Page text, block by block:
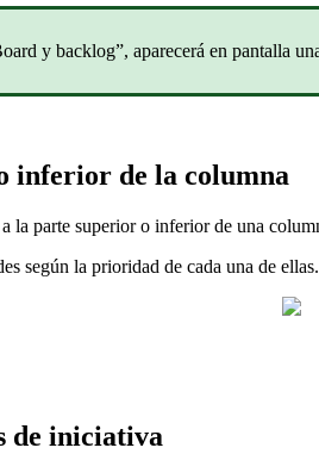
y backlog”, aparecerá en pantalla
inferior de la columna
la parte superior o inferior de una
según la prioridad de cada una de ellas.
de iniciativa